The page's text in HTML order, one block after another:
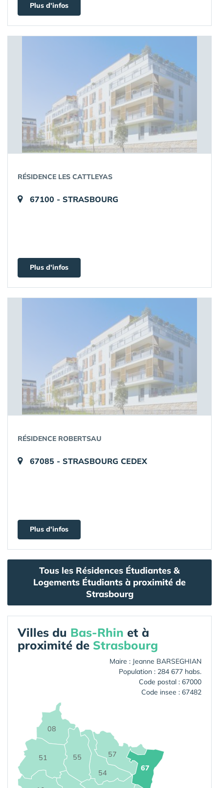
Plus d'infos
RÉSIDENCE LES CATTLEYAS
67100 - STRASBOURG
Plus d'infos
RÉSIDENCE ROBERTSAU
67085 - STRASBOURG CEDEX
Plus d'infos
Tous les Résidences Étudiantes &
Logements Étudiants à proximité de
Strasbourg
Villes du Bas-Rhin et à
proximité de Strasbourg
Maire : Jeanne BARSEGHIAN
Population : 284 677 habs.
Code postal : 67000
Code insee : 67482
08
51
54
55 57
67